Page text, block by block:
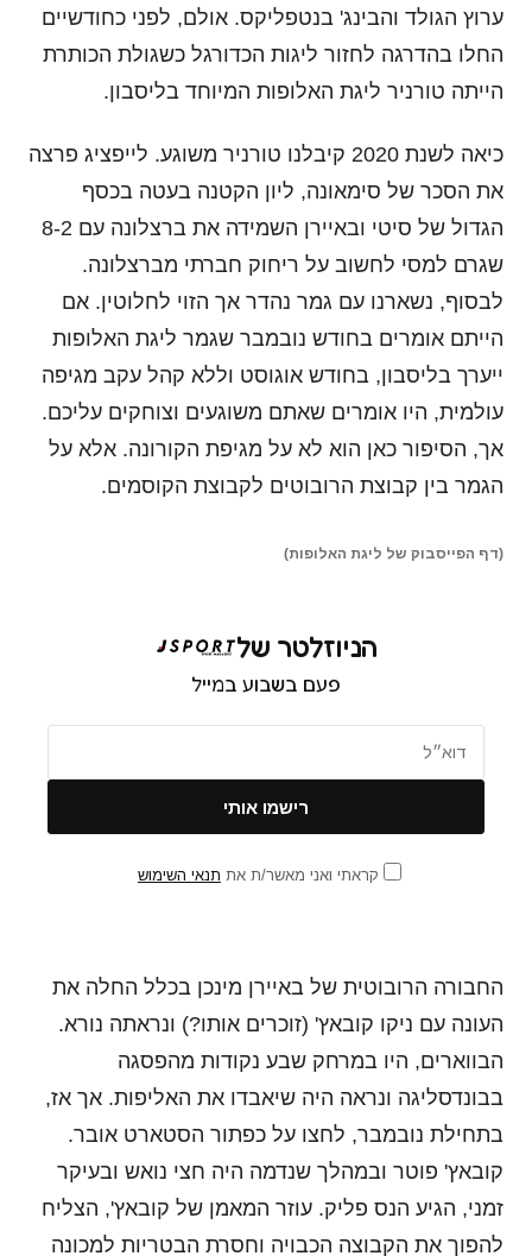
ערוץ הגולד והבינג' בנטפליקס. אולם, לפני כחודשיים
החלו בהדרגה לחזור ליגות הכדורגל כשגולת הכותרת
הייתה טורניר ליגת האלופות המיוחד בליסבון.
כיאה לשנת 2020 קיבלנו טורניר משוגע. לייפציג פרצה
את הסכר של סימאונה, ליון הקטנה בעטה בכסף
הגדול של סיטי ובאיירן השמידה את ברצלונה עם 8-2
שגרם למסי לחשוב על ריחוק חברתי מברצלונה.
לבסוף, נשארנו עם גמר נהדר אך הזוי לחלוטין. אם
הייתם אומרים בחודש נובמבר שגמר ליגת האלופות
ייערך בליסבון, בחודש אוגוסט וללא קהל עקב מגיפה
עולמית, היו אומרים שאתם משוגעים וצוחקים עליכם.
אך, הסיפור כאן הוא לא על מגיפת הקורונה. אלא על
הגמר בין קבוצת הרובוטים לקבוצת הקוסמים.
(דף הפייסבוק של ליגת האלופות)
הניוזלטר של
פעם בשבוע במייל
קראתי ואני מאשר/ת את תנאי השימוש
החבורה הרובוטית של באיירן מינכן בכלל החלה את
העונה עם ניקו קובאץ' (זוכרים אותו?) ונראתה נורא.
הבווארים, היו במרחק שבע נקודות מהפסגה
בבונדסליגה ונראה היה שיאבדו את האליפות. אך אז,
בתחילת נובמבר, לחצו על כפתור הסטארט אובר.
קובאץ' פוטר ובמהלך שנדמה היה חצי נואש ובעיקר
זמני, הגיע הנס פליק. עוזר המאמן של קובאץ', הצליח
להפוך את הקבוצה הכבויה וחסרת הבטריות למכונה